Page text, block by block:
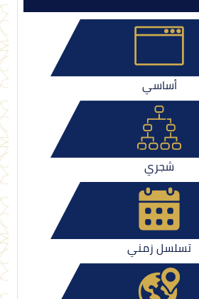
أساسي
شجري
تسلسل زمني